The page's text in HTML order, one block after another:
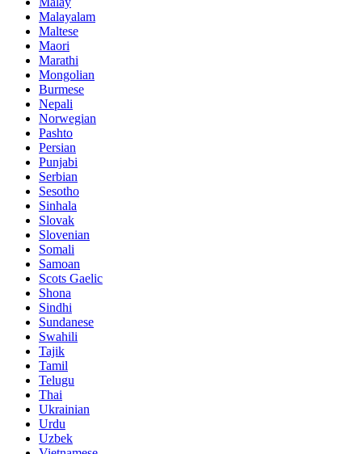
Malayalam
Maltese
Maori
Marathi
Mongolian
Burmese
Nepali
Norwegian
Pashto
Persian
Punjabi
Serbian
Sesotho
Sinhala
Slovak
Slovenian
Somali
Samoan
Scots Gaelic
Shona
Sindhi
Sundanese
Swahili
Tajik
Tamil
Telugu
Thai
Ukrainian
Urdu
Uzbek